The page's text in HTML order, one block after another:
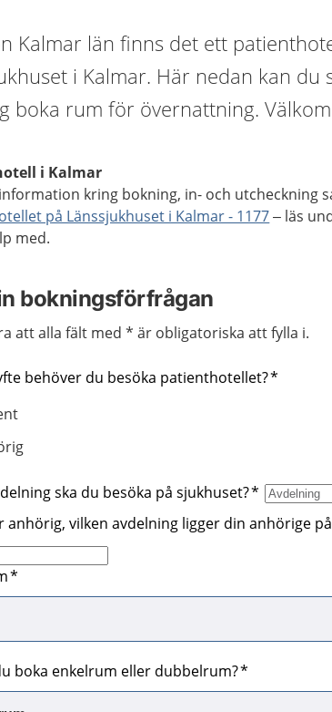
Kalmar län finns det ett
i Kalmar. Här nedan kan du
boka rum för övernattning.
i Kalmar
kring bokning, in- och utcheckning
på Länssjukhuset i Kalmar - 1177– läs
med.
bokningsförfrågan
att alla fält med * är obligatoriska att fylla i.
behöver du besöka patienthotellet?
ska du besöka på sjukhuset?
anhörig, vilken avdelning ligger din anhörige
boka enkelrum eller dubbelrum?